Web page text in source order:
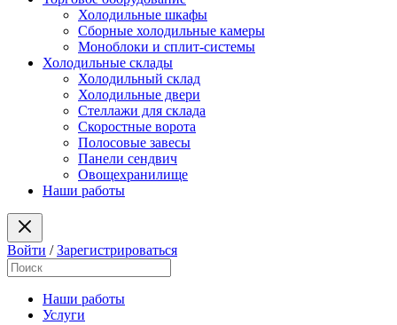
Холодильные шкафы
Сборные холодильные камеры
Моноблоки и сплит-системы
Холодильные склады
Холодильный склад
Холодильные двери
Стеллажи для склада
Скоростные ворота
Полосовые завесы
Панели сендвич
Овощехранилище
Наши работы
Войти /Зарегистрироваться
Наши работы
Услуги